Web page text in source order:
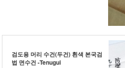
검도용 머리 수건(두건) 흰색 본국검
법 면수건 -Tenugui